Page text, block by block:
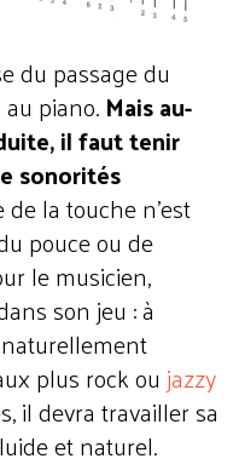
du passage du
piano.Mais au-
il faut tenir
sonorités
de la touche n’est
pouce ou de
le musicien,
son jeu : à
plus rock oujazzy
il devra travailler sa
et naturel.